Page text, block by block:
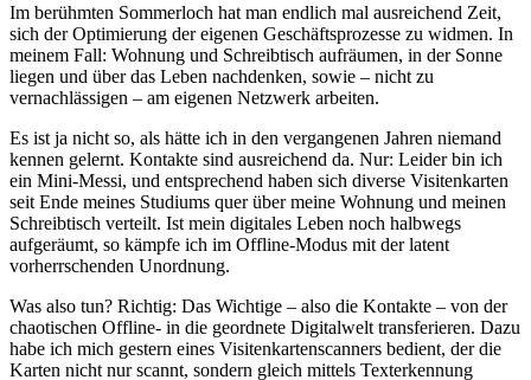
Im berühmten Sommerloch hat man endlich mal ausreichend Zeit,
sich der Optimierung der eigenen Geschäftsprozesse zu widmen. In
meinem Fall: Wohnung und Schreibtisch aufräumen, in der Sonne
liegen und über das Leben nachdenken, sowie – nicht zu
vernachlässigen – am eigenen Netzwerk arbeiten.
Es ist ja nicht so, als hätte ich in den vergangenen Jahren niemand
kennen gelernt. Kontakte sind ausreichend da. Nur: Leider bin ich
ein Mini-Messi, und entsprechend haben sich diverse Visitenkarten
seit Ende meines Studiums quer über meine Wohnung und meinen
Schreibtisch verteilt. Ist mein digitales Leben noch halbwegs
aufgeräumt, so kämpfe ich im Offline-Modus mit der latent
vorherrschenden Unordnung.
Was also tun? Richtig: Das Wichtige – also die Kontakte – von der
chaotischen Offline- in die geordnete Digitalwelt transferieren. Dazu
habe ich mich gestern eines Visitenkartenscanners bedient, der die
Karten nicht nur scannt, sondern gleich mittels Texterkennung